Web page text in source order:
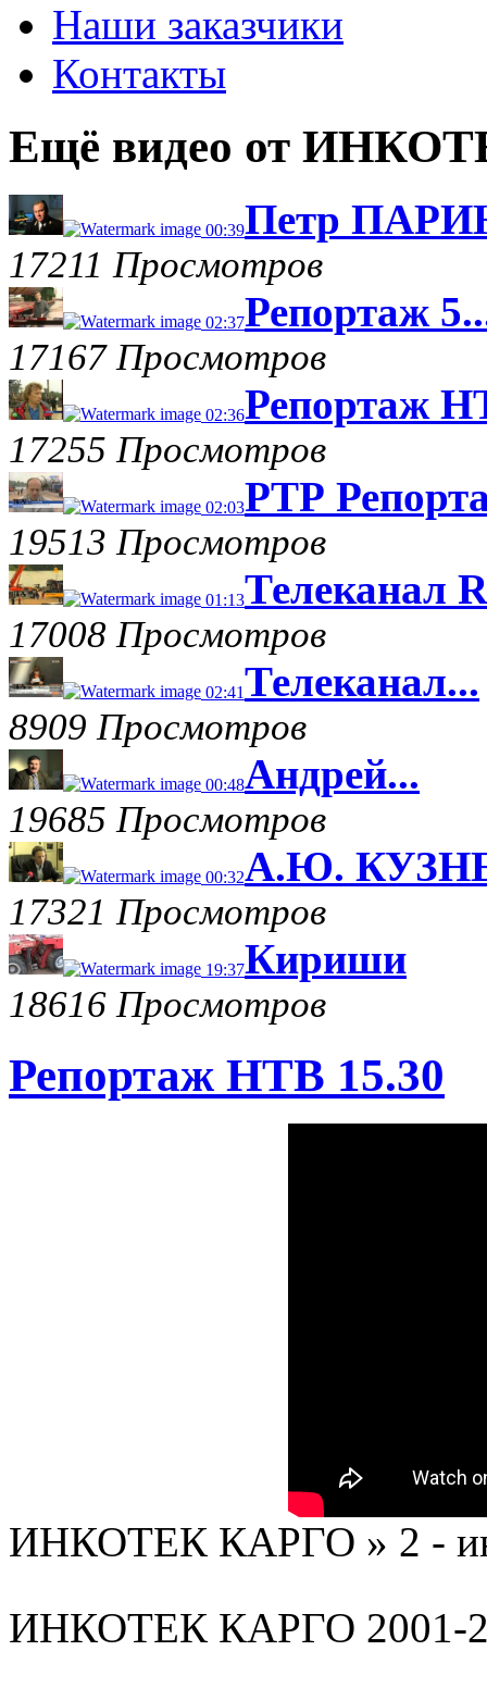
Наши заказчики
Контакты
Ещё видео от
00:39Петр
17211 Просмотров
02:37Репортаж
17167 Просмотров
02:36Репортаж
17255 Просмотров
02:03РТР
19513 Просмотров
01:13Телеканал
17008 Просмотров
02:41Телеканал...
8909 Просмотров
00:48Андрей...
19685 Просмотров
00:32А.Ю.
17321 Просмотров
19:37Кириши
18616 Просмотров
Репортаж НТВ 15.30
ИНКОТЕК КАРГО » 2 -
ИНКОТЕК КАРГО 2001-